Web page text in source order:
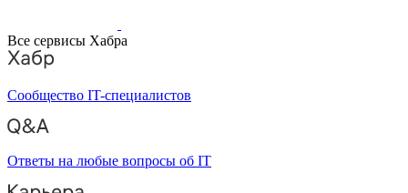
Все сервисы Хабра
Сообщество IT-специалистов
Ответы на любые вопросы об IT